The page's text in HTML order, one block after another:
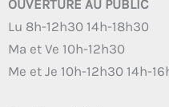
OUVERTURE AU PUBLIC
Lu 8h-12h30 14h-18h30
Ma et Ve 10h-12h30
Me et Je 10h-12h30 14h-